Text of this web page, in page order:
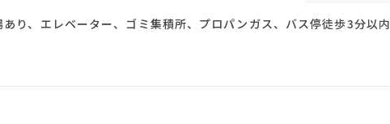
り、エレベーター、ゴミ集積所、プロパンガス、バス停徒歩3分以内